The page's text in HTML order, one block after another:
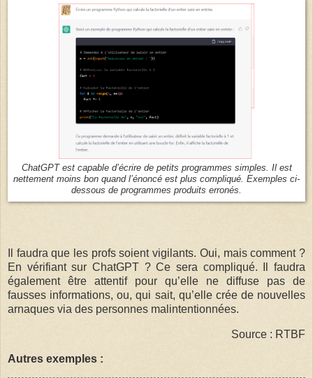
ChatGPT est capable d’écrire de petits programmes simples. Il est
nettement moins bon quand l’énoncé est plus compliqué. Exemples ci-
dessous de programmes produits erronés.
Il faudra que les profs soient vigilants. Oui, mais comment ?
En vérifiant sur ChatGPT ? Ce sera compliqué. Il faudra
également être attentif pour qu’elle ne diffuse pas de
fausses informations, ou, qui sait, qu’elle crée de nouvelles
arnaques via des personnes malintentionnées.
Source : RTBF
Autres exemples :